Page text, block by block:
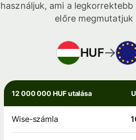
használjuk, ami a
előre megmutatjuk
HUF
12 000 000 HUF utalása
Wise-számla